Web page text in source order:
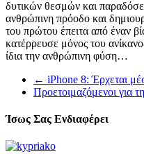
δυτικών θεσμών και
ανθρώπινη πρόοδο και
του πρώτου έπειτα από έναν
κατέρρευσε μόνος του
ίδια την ανθρώπινη φύση…
← iPhone 8: Έρχεται
Προετοιμαζόμενοι για
Ίσως Σας Ενδιαφέρει